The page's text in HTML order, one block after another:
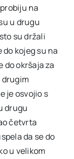
na
u drugu
su držali
kojeg su na
do okršaja za
je osvojio s
drugu
četvrta
da se do
u velikom